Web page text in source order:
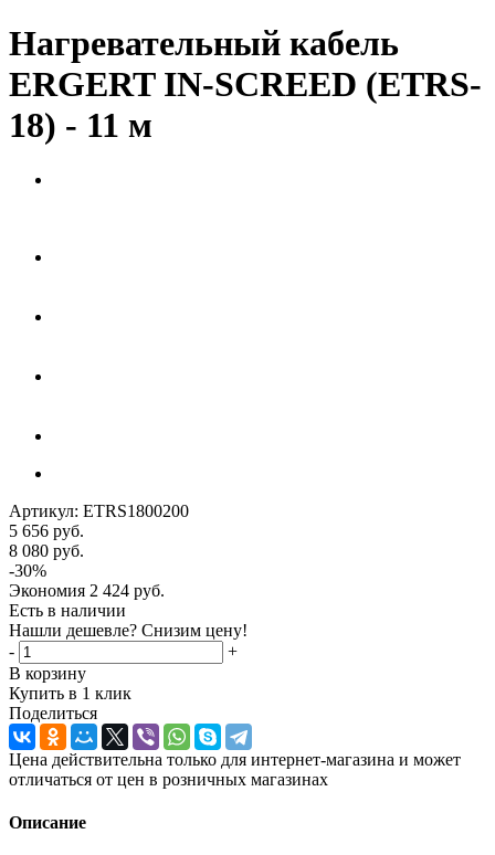
Нагревательный кабель
ERGERT IN-SCREED (ETRS-
18) - 11 м
Артикул: ETRS1800200
5 656 руб.
8 080 руб.
-30%
Экономия 2 424 руб.
Есть в наличии
Нашли дешевле? Снизим цену!
-
+
В корзину
Купить в 1 клик
Поделиться
Цена действительна только для интернет-магазина и может
отличаться от цен в розничных магазинах
Описание